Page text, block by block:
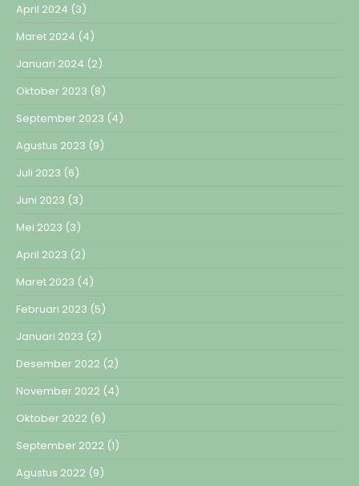
April 2024 (3)
Maret 2024 (4)
Januari 2024 (2)
Oktober 2023 (8)
September 2023 (4)
Agustus 2023 (9)
Juli 2023 (6)
Juni 2023 (3)
Mei 2023 (3)
April 2023 (2)
Maret 2023 (4)
Februari 2023 (5)
Januari 2023 (2)
Desember 2022 (2)
November 2022 (4)
Oktober 2022 (6)
September 2022 (1)
Agustus 2022 (9)